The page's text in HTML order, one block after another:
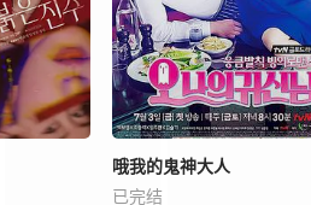
哦我的鬼神大人
已完结